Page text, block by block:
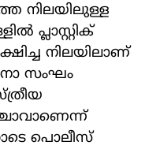
നിലയിലുള്ള
പ്ലാസ്റ്റിക്
നിലയിലാണ്
സംഘം
പൊലീസ്